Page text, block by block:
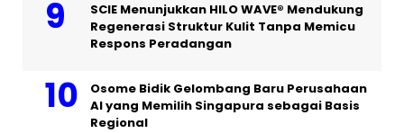
SCIE Menunjukkan HILO WAVE® Mendukung
Regenerasi Struktur Kulit Tanpa Memicu
Respons Peradangan
Osome Bidik Gelombang Baru Perusahaan
AI yang Memilih Singapura sebagai Basis
Regional